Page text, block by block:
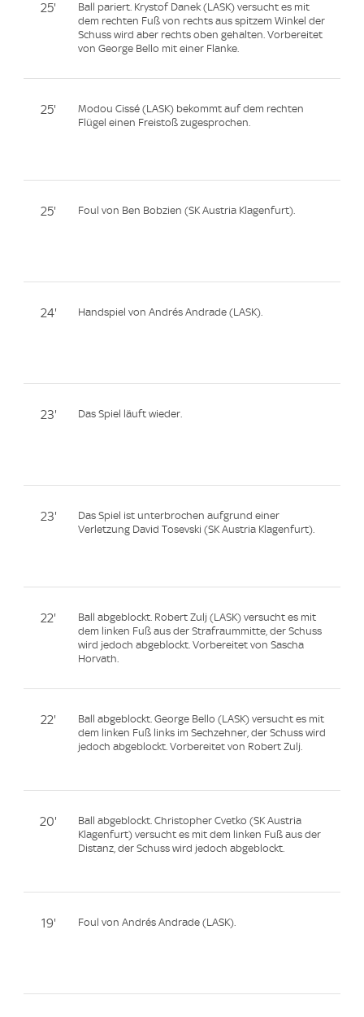
25'
Ball pariert. Krystof Danek (LASK) versucht es mit
dem rechten Fuß von rechts aus spitzem Winkel der
Schuss wird aber rechts oben gehalten. Vorbereitet
von George Bello mit einer Flanke.
25'
Modou Cissé (LASK) bekommt auf dem rechten
Flügel einen Freistoß zugesprochen.
25' Foul von Ben Bobzien (SK Austria Klagenfurt).
24' Handspiel von Andrés Andrade (LASK).
23' Das Spiel läuft wieder.
23'
Das Spiel ist unterbrochen aufgrund einer
Verletzung David Tosevski (SK Austria Klagenfurt).
22'
Ball abgeblockt. Robert Zulj (LASK) versucht es mit
dem linken Fuß aus der Strafraummitte, der Schuss
wird jedoch abgeblockt. Vorbereitet von Sascha
Horvath.
22'
Ball abgeblockt. George Bello (LASK) versucht es mit
dem linken Fuß links im Sechzehner, der Schuss wird
jedoch abgeblockt. Vorbereitet von Robert Zulj.
20'
Ball abgeblockt. Christopher Cvetko (SK Austria
Klagenfurt) versucht es mit dem linken Fuß aus der
Distanz, der Schuss wird jedoch abgeblockt.
19' Foul von Andrés Andrade (LASK).